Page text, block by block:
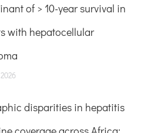
of > 10-year survival in
with hepatocellular
disparities in hepatitis